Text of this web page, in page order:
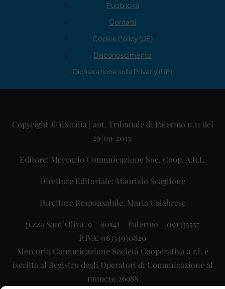
Pubblicità
Contatti
Cookie Policy (UE)
Disconoscimento
Dichiarazione sulla Privacy (UE)
Copyright © ilSicilia | aut. Tribunale di Palermo n.11 del
29/09/2015
Editore: Mercurio Comunicazione Soc. Coop. A.R.L.
Direttore Editoriale: Maurizio Scaglione
Direttore Responsabile: Maria Calabrese
p.zza Sant’Oliva, 9 – 90141 – Palermo – 091335557
P.IVA: 06334930820
Mercurio Comunicazione Società Cooperativa a r.l. è
iscritta al Registro degli Operatori di Comunicazione al
numero 26988